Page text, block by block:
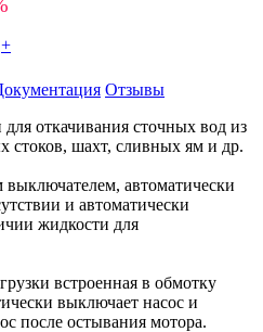
+
Отзывы
откачивания сточных вод из
шахт, сливных ям и др.
автоматически
и автоматически
жидкости для
встроенная в обмотку
выключает насос и
после остывания мотора.